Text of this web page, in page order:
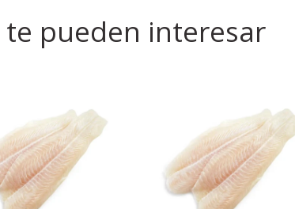
pueden interesar